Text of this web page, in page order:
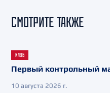
СМОТРИТЕ ТАКЖЕ
КЛУБ
Первый контрольный
10 августа 2026 г.